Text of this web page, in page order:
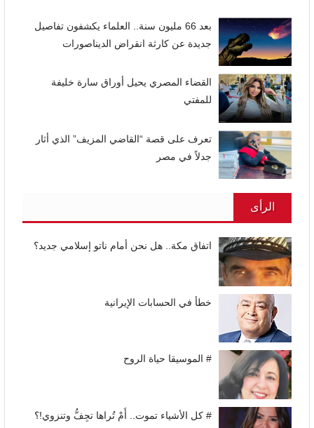
بعد 66 مليون سنة.. العلماء يكشفون تفاصيل
جديدة عن كارثة انقراض الديناصورات
القضاء المصري يحيل أوراق سارة خليفة
للمفتي
تعرف على قصة “القاضي المزيف” الذي أثار
جدلاً في مصر
الرأى
اتفاق مكة.. هل نحن أمام ناتو إسلامي جديد؟
خطأ في الحسابات الإيرانية
# الموسيقا حياة الروح
# كل الأشياء تموت.. أَمْ تُراها تجِفُّ وتنزوي!؟